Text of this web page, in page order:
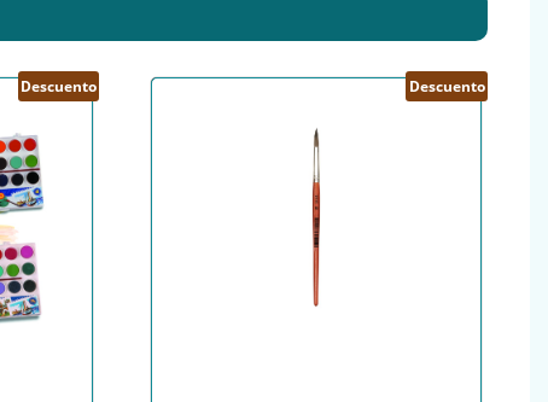
Descuento Descuento